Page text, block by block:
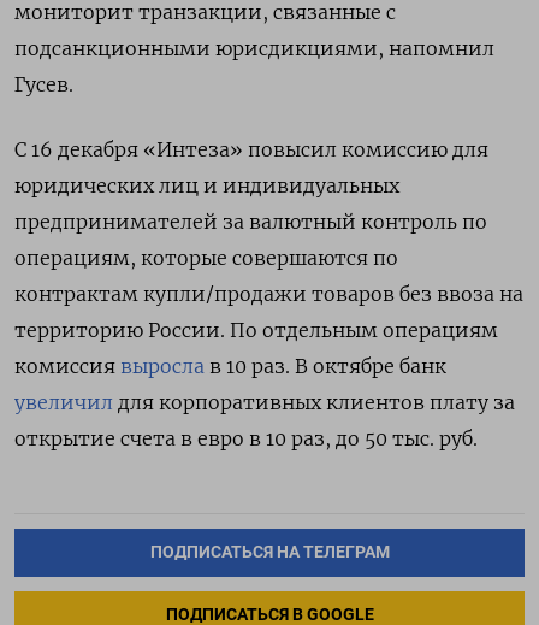
мониторит транзакции, связанные с
подсанкционными юрисдикциями, напомнил
Гусев.
С 16 декабря «Интеза» повысил комиссию для
юридических лиц и индивидуальных
предпринимателей за валютный контроль по
операциям, которые совершаются по
контрактам купли/продажи товаров без ввоза на
территорию России. По отдельным операциям
комиссия выросла в 10 раз. В октябре банк
увеличил для корпоративных клиентов плату за
открытие счета в евро в 10 раз, до 50 тыс. руб.
ПОДПИСАТЬСЯ НА ТЕЛЕГРАМ
ПОДПИСАТЬСЯ В GOOGLE